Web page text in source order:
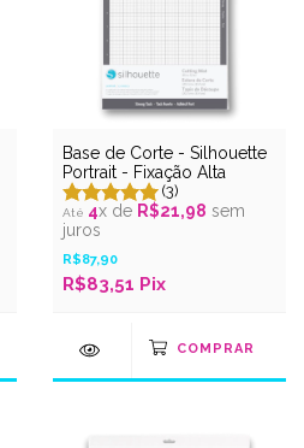
Base de Corte - Silhouette
Portrait - Fixação Alta
(3)
4x de R$21,98 sem
juros
R$87,90
R$83,51 Pix